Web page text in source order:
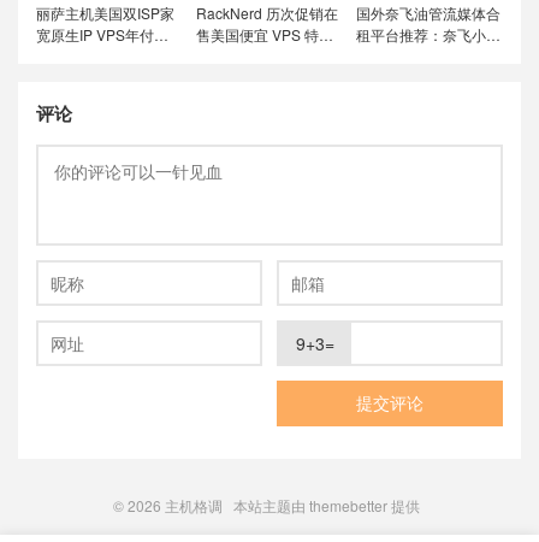
丽萨主机美国双ISP家
宽原生IP VPS年付特
RackNerd 历次促销在
售美国便宜 VPS 特价
国外奈飞油管流媒体合
租平台推荐：奈飞小
评论
9+3=
© 2026 主机格调 本站主题由 themebetter提供